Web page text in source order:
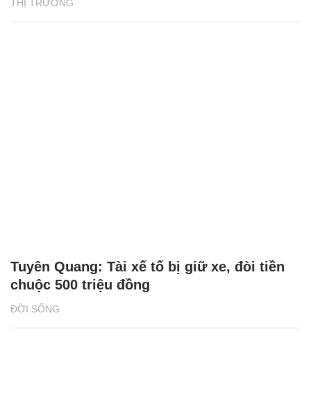
THỊ TRƯỜNG
ĐỜI SỐNG
Tuyên Quang: Tài xế tố bị giữ xe, đòi tiền
chuộc 500 triệu đồng